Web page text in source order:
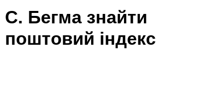
с. Бегма знайти
поштовий індекс